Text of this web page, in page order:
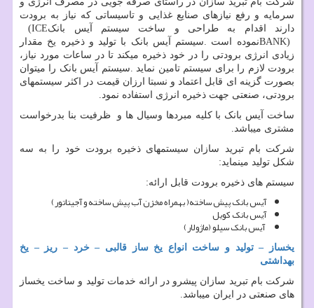
سرمایه و رفع نیازهای صنایع غذایی و تاسیساتی که نیاز به برودت
دارند اقدام به طراحی و ساخت سیستم آیس بانک(ICE
BANK)نموده است
سیستم آیس بانک با تولید و ذخیره یخ مقدار
زیادی انرژی برودتی را در خود ذخیره میکند تا در ساعات مورد نیاز،
برودت لازم را برای سیستم تامین نماید
سیستم آیس بانک را میتوان
بصورت گزینه ای قابل اعتماد و نسبتا ارزان قیمت در اکثر سیستمهای
برودتی، صنعتی جهت ذخیره انرژی استفاده نمود.
ساخت آیس بانک با کلیه مبردها وسیال ها و ظرفیت بنا بدرخواست
مشتری میباشد.
شرکت بام تبرید سازان سیستمهای ذخیره برودت خود را به سه
شکل تولید مینماید:
سیستم های ذخیره برودت قابل ارائه:
آیس بانک پیش ساخته)بهمراه مخزن آب پیش ساخته و آجیتاتور(
آیس بانک کویل
آیس بانک سیلو (ماژولار(
یخساز –تولید و ساخت انواع یخ ساز قالبی –خرد– ریز– یخ
بهداشتی
شرکت بام تبرید سازان پیشرو در ارائه خدمات تولید و ساخت یخساز
های صنعتی در ایران میباشد.